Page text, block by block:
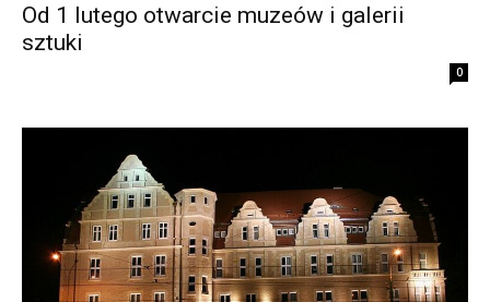
Od 1 lutego otwarcie muzeów i galerii
sztuki
0